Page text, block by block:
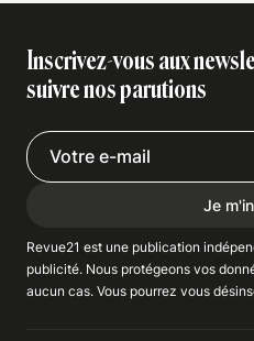
Inscrivez-vous aux
suivre nos parutions
Je
Revue21 est une publication
publicité. Nous protégeons vos
aucun cas. Vous pourrez vous